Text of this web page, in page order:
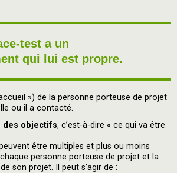
test a un
qui lui est propre.
») de la personne porteuse de projet
ou il a contacté.
des objectifs, c’est-à-dire « ce qui va être
être multiples et plus ou moins
personne porteuse de projet et la
son projet. Il peut s’agir de :